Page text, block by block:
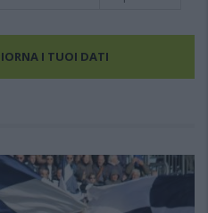
I TUOI DATI